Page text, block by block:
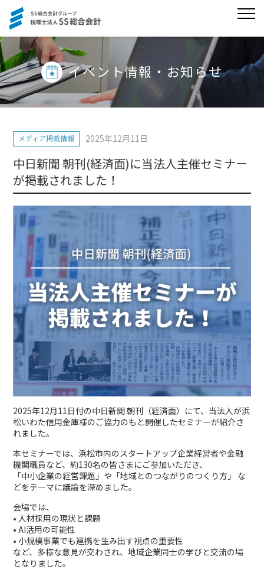
イベント情報・お知らせ
メディア掲載情報 2025年12月11日
中日新聞 朝刊(経済面)に当法人主催セミナー
が掲載されました！
2025年12月11日付の中日新聞 朝刊（経済面）にて、当法人が浜
松いわた信用金庫様のご協力のもと開催したセミナーが紹介さ
れました。
本セミナーでは、浜松市内のスタートアップ企業経営者や金融
機関職員など、約130名の皆さまにご参加いただき、
「中小企業の経営課題」や「地域とのつながりのつくり方」 な
どをテーマに議論を深めました。
会場では、
• 人材採用の現状と課題
• AI活用の可能性
• 小規模事業でも連携を生み出す視点の重要性
など、多様な意見が交わされ、地域企業同士の学びと交流の場
となりました。